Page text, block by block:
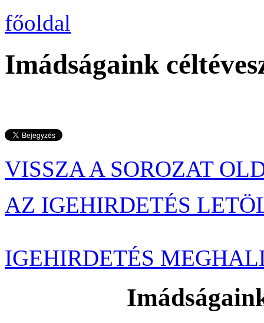
főoldal
Imádságaink
VISSZA A SOROZAT
AZ IGEHIRDETÉS
IGEHIRDETÉS